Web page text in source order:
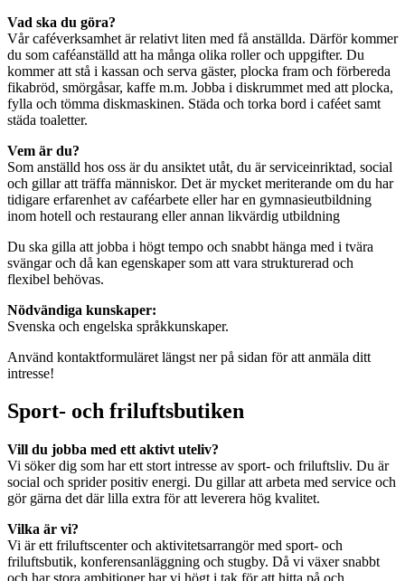
Vad ska du göra?
Vår caféverksamhet är relativt liten med få anställda. Därför kommer
du som caféanställd att ha många olika roller och uppgifter. Du
kommer att stå i kassan och serva gäster, plocka fram och förbereda
fikabröd, smörgåsar, kaffe m.m. Jobba i diskrummet med att plocka,
fylla och tömma diskmaskinen. Städa och torka bord i caféet samt
städa toaletter.
Vem är du?
Som anställd hos oss är du ansiktet utåt, du är serviceinriktad, social
och gillar att träffa människor. Det är mycket meriterande om du har
tidigare erfarenhet av caféarbete eller har en gymnasieutbildning
inom hotell och restaurang eller annan likvärdig utbildning
Du ska gilla att jobba i högt tempo och snabbt hänga med i tvära
svängar och då kan egenskaper som att vara strukturerad och
flexibel behövas.
Nödvändiga kunskaper:
Svenska och engelska språkkunskaper.
Använd kontaktformuläret längst ner på sidan för att anmäla ditt
intresse!
Sport- och friluftsbutiken
Vill du jobba med ett aktivt uteliv?
Vi söker dig som har ett stort intresse av sport- och friluftsliv. Du är
social och sprider positiv energi. Du gillar att arbeta med service och
gör gärna det där lilla extra för att leverera hög kvalitet.
Vilka är vi?
Vi är ett friluftscenter och aktivitetsarrangör med sport- och
friluftsbutik, konferensanläggning och stugby. Då vi växer snabbt